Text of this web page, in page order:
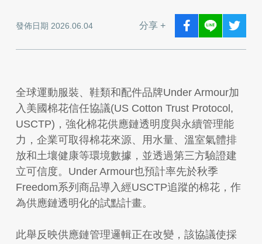
發佈日期 2026.06.04 分享 +
全球運動服裝、鞋類和配件品牌Under Armour加
入美國棉花信任協議(US Cotton Trust Protocol,
USCTP)，強化棉花供應鏈透明度與永續管理能
力，企業可取得棉花來源、用水量、溫室氣體排
放和土壤健康等環境數據，並透過第三方驗證建
立可信度。Under Armour也預計率先於秋季
Freedom系列商品導入經USCTP追蹤的棉花，作
為供應鏈透明化的試點計畫。
此舉反映供應鏈管理邏輯正在改變，該協議使採